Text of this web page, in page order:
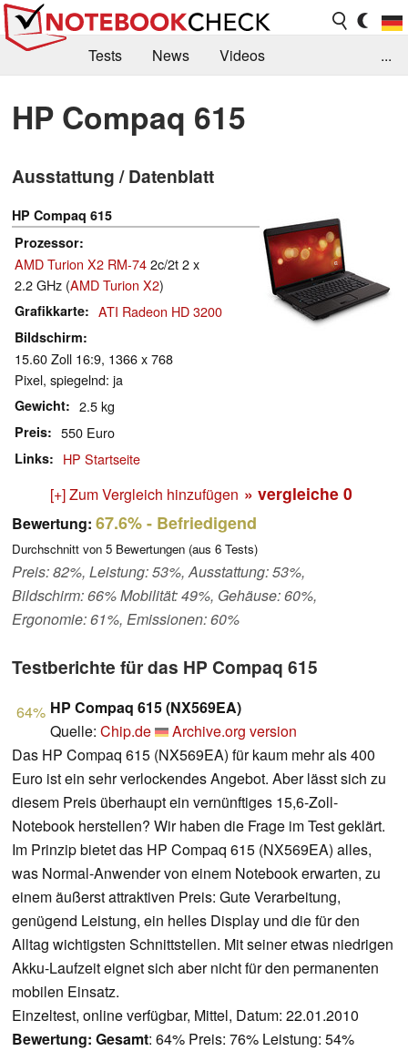
Tests News
Videos
Kaufberatung
Deals Suche
Forum
...
HP Compaq 615
Ausstattung / Datenblatt
HP Compaq 615
Prozessor
AMD Turion X2 RM-742c/2t 2 x
2.2 GHz (AMD Turion X2)
Grafikkarte ATI Radeon HD 3200
Bildschirm
15.60 Zoll 16:9, 1366 x 768
Pixel, spiegelnd: ja
Gewicht 2.5 kg
Preis 550 Euro
Links HP Startseite
[+] Zum Vergleich hinzufügen » vergleiche 0
Bewertung: 67.6%- Befriedigend
Durchschnitt von 5 Bewertungen (aus 6 Tests)
Preis: 82%, Leistung: 53%, Ausstattung: 53%,
Bildschirm: 66% Mobilität: 49%, Gehäuse: 60%,
Ergonomie: 61%, Emissionen: 60%
Testberichte für das HP Compaq 615
64% HP Compaq 615 (NX569EA)
Quelle: Chip.de
Archive.org version
Das HP Compaq 615 (NX569EA) für kaum mehr als 400
Euro ist ein sehr verlockendes Angebot. Aber lässt sich zu
diesem Preis überhaupt ein vernünftiges 15,6-Zoll-
Notebook herstellen? Wir haben die Frage im Test geklärt.
Im Prinzip bietet das HP Compaq 615 (NX569EA) alles,
was Normal-Anwender von einem Notebook erwarten, zu
einem äußerst attraktiven Preis: Gute Verarbeitung,
genügend Leistung, ein helles Display und die für den
Alltag wichtigsten Schnittstellen. Mit seiner etwas niedrigen
Akku-Laufzeit eignet sich aber nicht für den permanenten
mobilen Einsatz.
Einzeltest, online verfügbar, Mittel, Datum: 22.01.2010
Bewertung: Gesamt: 64% Preis: 76% Leistung: 54%